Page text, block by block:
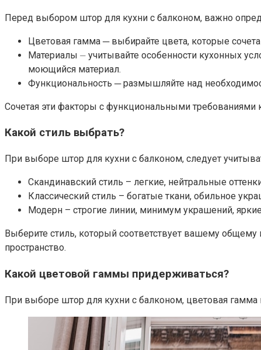
Перед выбором штор для кухни с балконом, важно
Цветовая гамма ─ выбирайте цвета, которые
Материалы ⏤ учитывайте особенности кухонных
моющийся материал.​
Функциональность ─ размышляйте над
Сочетая эти факторы с функциональными
Какой стиль выбрать?
При выборе штор для кухни с балконом, следует
Скандинавский стиль – легкие, нейтральные
Классический стиль – богатые ткани, обильное
Модерн – строгие линии, минимум украшений,
Выберите стиль, который соответствует вашему общему
пространство.​
Какой цветовой гаммы придерживаться?​
При выборе штор для кухни с балконом, цветовая